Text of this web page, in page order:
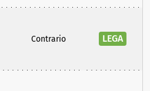
Contrario LEGA